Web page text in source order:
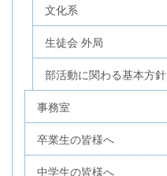
文化系
生徒会 外局
部活動に関わる基本方針
事務室
卒業生の皆様へ
中学生の皆様へ